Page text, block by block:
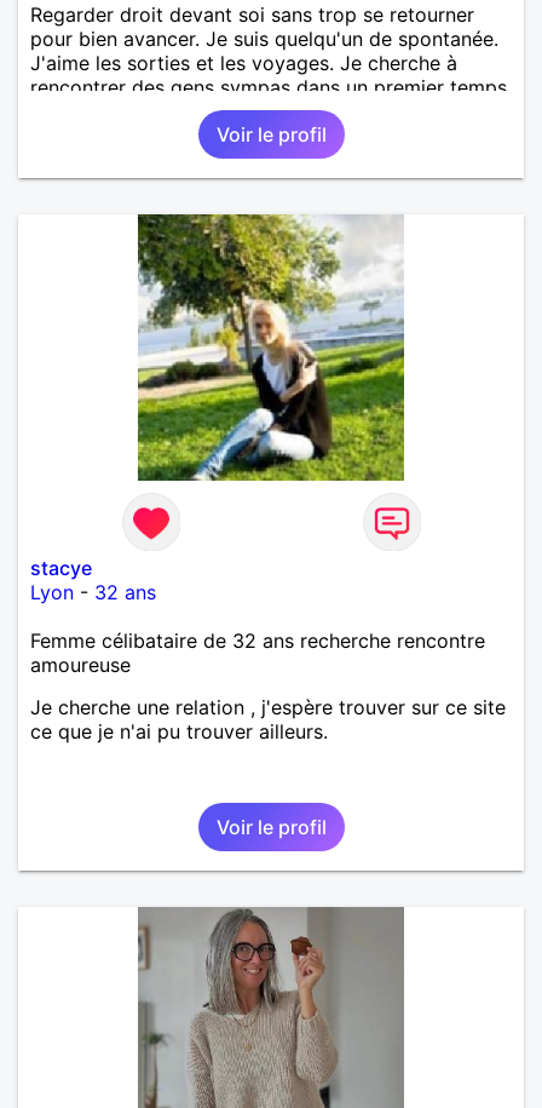
Regarder droit devant soi sans trop se retourner
pour bien avancer. Je suis quelqu'un de spontanée.
J'aime les sorties et les voyages. Je cherche à
rencontrer des gens sympas dans un premier temps.
Voir le profil
stacye
Lyon - 32 ans
Femme célibataire de 32 ans recherche rencontre
amoureuse
Je cherche une relation , j'espère trouver sur ce site
ce que je n'ai pu trouver ailleurs.
Voir le profil